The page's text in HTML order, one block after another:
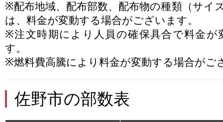
※配布地域、配布部数、配布物の種類（サイ
は、料金が変動する場合がございます。
※注文時期により人員の確保具合で料金が
す。
※燃料費高騰により料金が変動する場合がご
佐野市の部数表